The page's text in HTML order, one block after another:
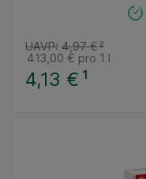
4,13 € ¹
UAVP: 4,97 €²
413,00 € pro 1 l